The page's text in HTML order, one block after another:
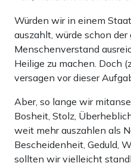
Würden wir in einem
auszahlt, würde schon der
Menschenverstand
Heilige zu machen. Doch
versagen vor dieser
Aber, so lange wir
Bosheit, Stolz,
weit mehr auszahlen als
Bescheidenheit, Geduld,
sollten wir vielleicht